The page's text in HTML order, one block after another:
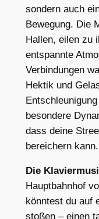
sondern auch
Bewegung. Die
Hallen, eilen zu
entspannte
Verbindungen
Hektik und
besondere
dass deine
bereichern kann.
Die
Hauptbahnhof
könntest du auf
stoßen – einen